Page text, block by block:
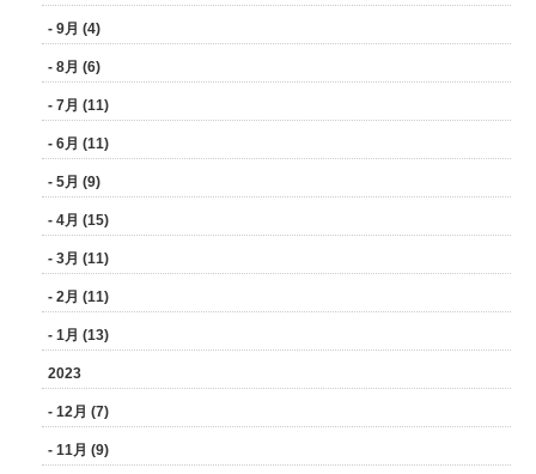
- 9月 (4)
- 8月 (6)
- 7月 (11)
- 6月 (11)
- 5月 (9)
- 4月 (15)
- 3月 (11)
- 2月 (11)
- 1月 (13)
2023
- 12月 (7)
- 11月 (9)